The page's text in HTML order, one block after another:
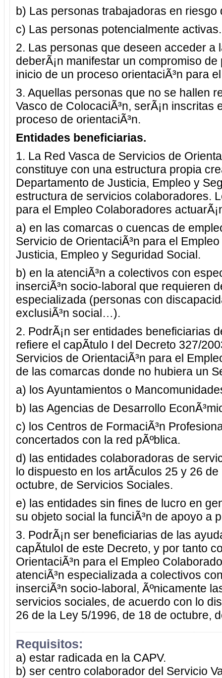
b) Las personas trabajadoras en riesgo
c) Las personas potencialmente activas.
2. Las personas que deseen acceder a
deberÃ¡n manifestar un compromiso
inicio de un proceso orientaciÃ³n para
3. Aquellas personas que no se hallen
Vasco de ColocaciÃ³n, serÃ¡n inscritas
proceso de orientaciÃ³n.
Entidades beneficiarias.
1. La Red Vasca de Servicios de
constituye con una estructura propia
Departamento de Justicia, Empleo y
estructura de servicios colaboradores.
para el Empleo Colaboradores
a) en las comarcas o cuencas de
Servicio de OrientaciÃ³n para el
Justicia, Empleo y Seguridad Social.
b) en la atenciÃ³n a colectivos con
inserciÃ³n socio-laboral que requieren
especializada (personas con
exclusiÃ³n social…).
2. PodrÃ¡n ser entidades beneficiarias
refiere el capÃ­tulo I del Decreto 327/
Servicios de OrientaciÃ³n para el
de las comarcas donde no hubiera un
a) los Ayuntamientos o
b) las Agencias de Desarrollo
c) los Centros de FormaciÃ³n
concertados con la red pÃºblica.
d) las entidades colaboradoras de
lo dispuesto en los artÃ­culos 25 y 26
octubre, de Servicios Sociales.
e) las entidades sin fines de lucro en
su objeto social la funciÃ³n de apoyo a
3. PodrÃ¡n ser beneficiarias de las
capÃ­tuloI de este Decreto, y por tanto
OrientaciÃ³n para el Empleo
atenciÃ³n especializada a colectivos
inserciÃ³n socio-laboral, Ãºnicamente
servicios sociales, de acuerdo con lo
26 de la Ley 5/1996, de 18 de octubre,
Requisitos:
a) estar radicada en la CAPV.
b) ser centro colaborador del Servicio